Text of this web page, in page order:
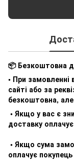
📦 Безкоштовна
• При замовленні
сайті або за
безкоштовна,
• Якщо у вас є
доставку
• Якщо сума
оплачує